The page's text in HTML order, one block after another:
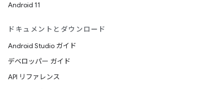
Android 11
ドキュメントとダウンロード
Android Studio ガイド
デベロッパー ガイド
API リファレンス